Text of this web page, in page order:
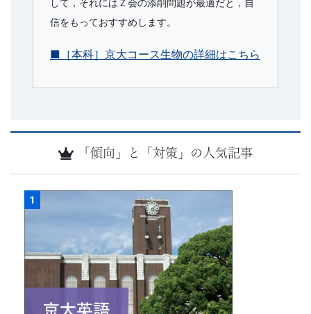
して，それにはＺ会の添削問題が最適だと，自
信をもっておすすめします。
■［本科］京大コース生物の詳細はこちら
「傾向」と「対策」の人気記事